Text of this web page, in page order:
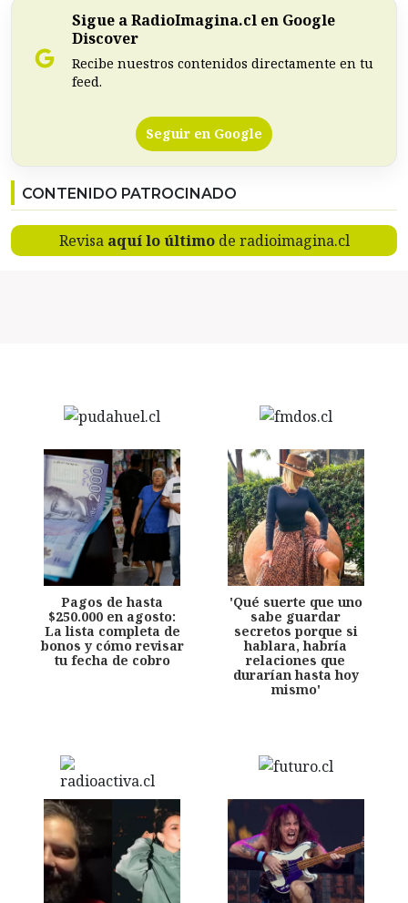
Sigue a RadioImagina.cl en Google
Discover
Recibe nuestros contenidos directamente en tu
feed.
Seguir en Google
CONTENIDO PATROCINADO
Revisa aquí lo últimode radioimagina.cl
Pagos de hasta
$250.000 en agosto:
La lista completa de
bonos y cómo revisar
tu fecha de cobro
'Qué suerte que uno
sabe guardar
secretos porque si
hablara, habría
relaciones que
durarían hasta hoy
mismo'